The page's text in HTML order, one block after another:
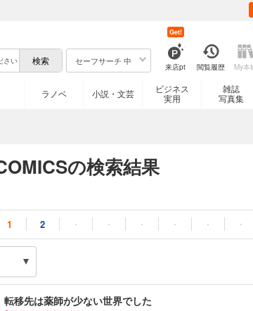
セーフサーチ 中
来店pt
Get!
閲覧履歴 My本
ラノベ 小説・文芸
ビジネス
実用
雑誌
写真集
の検索結果
1 2 ・ ・ ・ ・ ・ ・
転移先は薬師が少ない世界でした